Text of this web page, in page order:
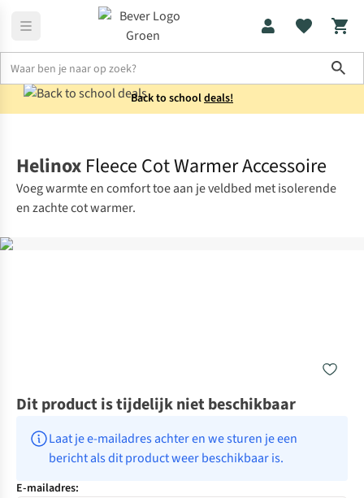
Back to schooldeals!
Helinox Fleece Cot Warmer Accessoire
Voeg warmte en comfort toe aan je veldbed met isolerende
en zachte cot warmer.
Dit product is tijdelijk niet beschikbaar
Laat je e-mailadres achter en we sturen je een
bericht als dit product weer beschikbaar is.
E-mailadres: